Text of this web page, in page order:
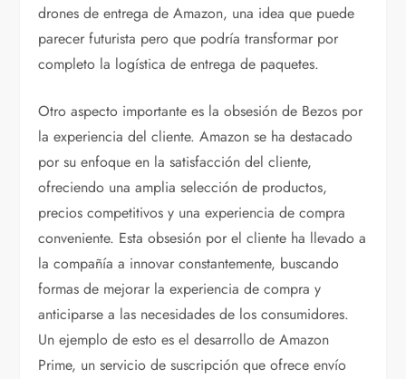
drones de entrega de Amazon, una idea que puede
parecer futurista pero que podría transformar por
completo la logística de entrega de paquetes.
Otro aspecto importante es la obsesión de Bezos por
la experiencia del cliente. Amazon se ha destacado
por su enfoque en la satisfacción del cliente,
ofreciendo una amplia selección de productos,
precios competitivos y una experiencia de compra
conveniente. Esta obsesión por el cliente ha llevado a
la compañía a innovar constantemente, buscando
formas de mejorar la experiencia de compra y
anticiparse a las necesidades de los consumidores.
Un ejemplo de esto es el desarrollo de Amazon
Prime, un servicio de suscripción que ofrece envío